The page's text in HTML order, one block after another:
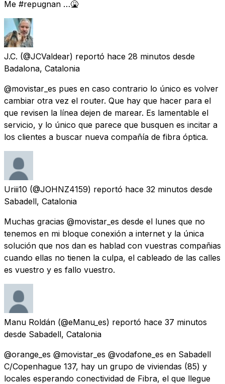
Me #repugnan …🤮
J.C. (@JCValdear) reportó hace 28 minutos desde
Badalona, Catalonia
@movistar_es pues en caso contrario lo único es volver
cambiar otra vez el router. Que hay que hacer para el
que revisen la línea dejen de marear. Es lamentable el
servicio, y lo único que parece que busquen es incitar a
los clientes a buscar nueva compañía de fibra óptica.
Uriii10 (@JOHNZ4159) reportó hace 32 minutos desde
Sabadell, Catalonia
Muchas gracias @movistar_es desde el lunes que no
tenemos en mi bloque conexión a internet y la única
solución que nos dan es hablad con vuestras compañias
cuando ellas no tienen la culpa, el cableado de las calles
es vuestro y es fallo vuestro.
Manu Roldán (@eManu_es) reportó hace 37 minutos
desde Sabadell, Catalonia
@orange_es @movistar_es @vodafone_es en Sabadell
C/Copenhague 137, hay un grupo de viviendas (85) y
locales esperando conectividad de Fibra, el que llegue